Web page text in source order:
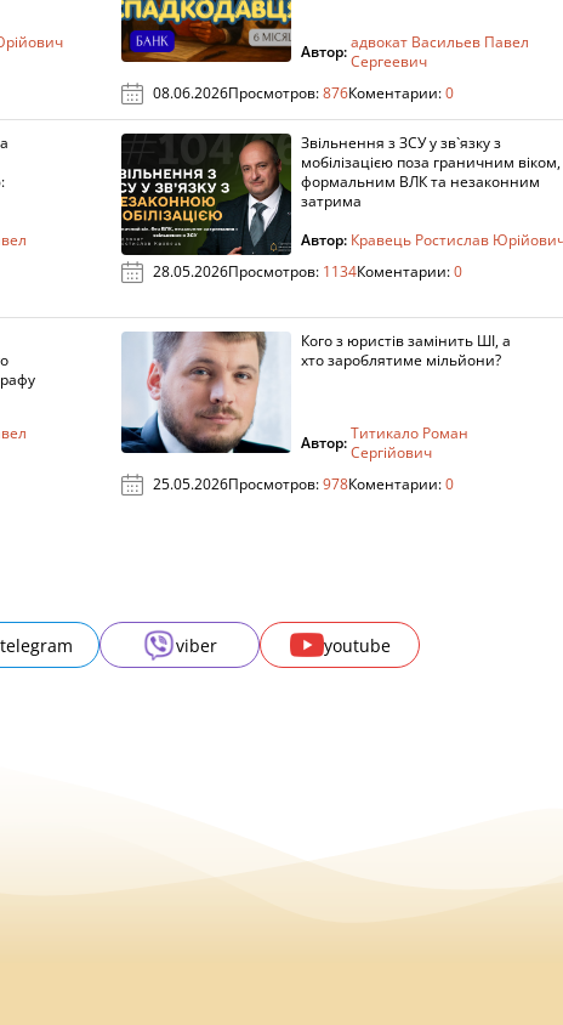
Автор:адвокат Васильев Павел
Сергеевич
08.06.2026Просмотров:876Коментарии:0
Звільнення з ЗСУ у зв`язку з
мобілізацією поза граничним віком,
формальним ВЛК та незаконним
затрима
Автор: Кравець Ростислав
28.05.2026Просмотров: 1134Коментарии:0
Кого з юристів замінить ШІ, а
хто зароблятиме мільйони?
Автор:Титикало Роман
Сергійович
25.05.2026Просмотров:978Коментарии:0
telegram viber youtube